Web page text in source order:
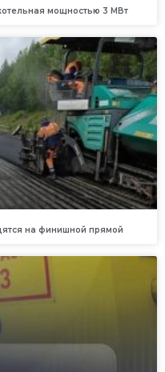
мощностью 3 МВт
на финишной прямой